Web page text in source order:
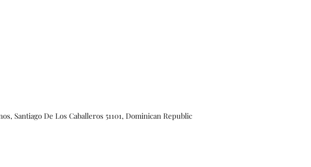
Santiago De Los Caballeros 51101, Dominican Republic